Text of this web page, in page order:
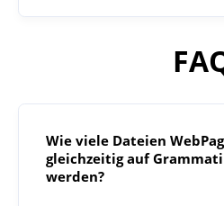
Wie viele Dateien
gleichzeitig auf
werden?